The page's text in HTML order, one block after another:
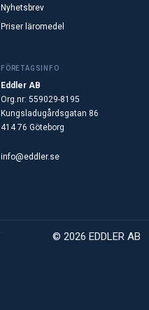
Nyhetsbrev
Priser läromedel
FÖRETAGSINFO
Eddler AB
Org.nr: 559029-8195
Kungsladugårdsgatan 86
414 76 Göteborg
info@eddler.se
© 2026 EDDLER AB